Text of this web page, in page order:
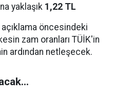
yaklaşık 1,22 TL
öncesindeki
zam oranları TÜİK'in
ardından netleşecek.